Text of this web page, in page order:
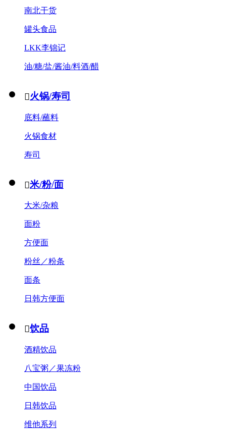
南北干货
罐头食品
LKK李锦记
油/糖/盐/酱油/料酒/醋
火锅/寿司
底料/蘸料
火锅食材
寿司
米/粉/面
大米/杂粮
面粉
方便面
粉丝／粉条
面条
日韩方便面
饮品
酒精饮品
八宝粥／果冻粉
中国饮品
日韩饮品
维他系列